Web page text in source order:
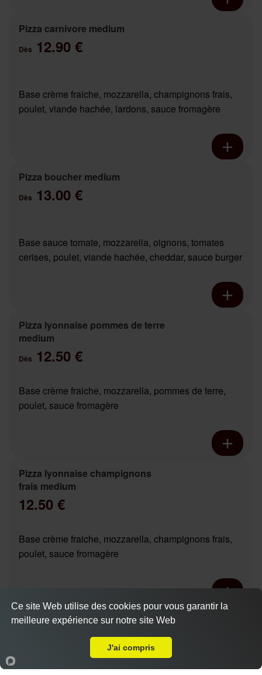
Pizza carnivore medium
Dès 12.90 €
Base crème fraiche, mozzarella, champignons frais,
poulet, viande hachée, lardons, sauce fromagère
Pizza boucher medium
Dès 13.00 €
Base sauce tomate, mozzarella, oignons, tomates
cerises, poulet, viande hachée, cheddar, sauce burger
Pizza lyonnaise pommes de terre
medium
Dès 12.50 €
Base crème fraiche, mozzarella, pommes de terre,
poulet, sauce fromagère
Pizza lyonnaise champignons
frais medium
12.50 €
Base crème fraiche, mozzarella, champignons frais,
poulet, sauce fromagère
Pizza chicken boursin base
Accueil Panier Compte
Actuellement fermé
Ce site Web utilise des cookies pour vous garantir la
meilleure expérience sur notre site Web
J'ai compris